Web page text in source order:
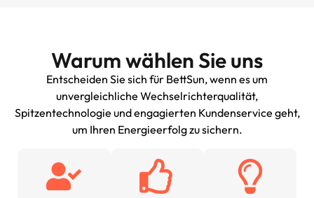
Warum wählen Sie uns
Entscheiden Sie sich für BettSun, wenn es um
unvergleichliche Wechselrichterqualität,
Spitzentechnologie und engagierten Kundenservice geht,
um Ihren Energieerfolg zu sichern.